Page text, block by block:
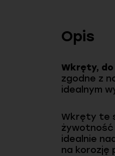
Opis
Wkręty, do
zgodne z
idealnym
Wkręty te
żywotność
idealnie
na korozję